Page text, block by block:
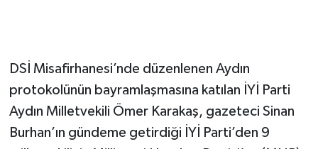
DSİ Misafirhanesi’nde düzenlenen Aydın
protokolünün bayramlaşmasına katılan İYİ Parti
Aydın Milletvekili Ömer Karakaş, gazeteci Sinan
Burhan’ın gündeme getirdiği İYİ Parti’den 9